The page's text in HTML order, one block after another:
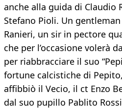
anche alla guida di Claudio
Stefano Pioli. Un
Ranieri, un sir in pectore
che per l’occasione volerà
per riabbracciare il suo
fortune calcistiche di
affibbiò il Vecio, il ct Enzo
dal suo pupillo Pablito